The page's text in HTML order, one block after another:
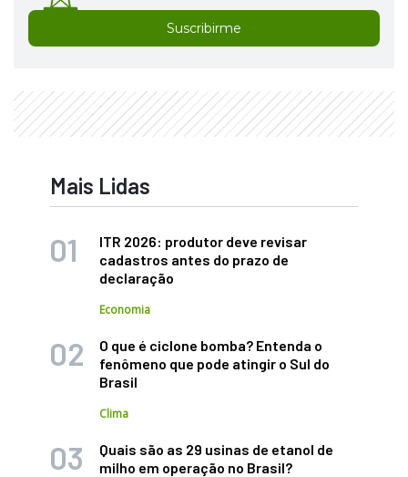
Suscribirme
Mais Lidas
ITR 2026: produtor deve revisar
cadastros antes do prazo de
declaração
Economia
O que é ciclone bomba? Entenda o
fenômeno que pode atingir o Sul do
Brasil
Clima
Quais são as 29 usinas de etanol de
milho em operação no Brasil?